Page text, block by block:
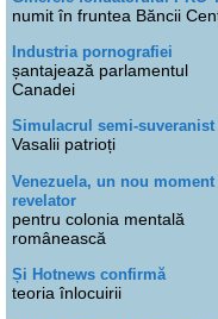
numit în fruntea Băncii
Industria pornografiei
șantajează parlamentul
Canadei
Simulacrul semi-suveranist
Vasalii patrioți
Venezuela, un nou moment
revelator
pentru colonia mentală
românească
Și Hotnews confirmă
teoria înlocuirii